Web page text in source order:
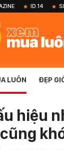
ID.14
LUÔN ĐẸP
hiệu